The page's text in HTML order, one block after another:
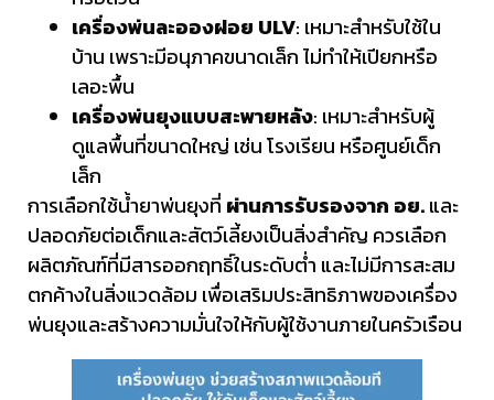
เครื่องพ่นละอองฝอย ULV: เหมาะสำหรับใช้ใน
บ้าน เพราะมีอนุภาคขนาดเล็ก ไม่ทำให้เปียกหรือ
เลอะพื้น
เครื่องพ่นยุงแบบสะพายหลัง: เหมาะสำหรับผู้
ดูแลพื้นที่ขนาดใหญ่ เช่น โรงเรียน หรือศูนย์เด็ก
เล็ก
การเลือกใช้น้ำยาพ่นยุงที่ ผ่านการรับรองจาก อย.และ
ปลอดภัยต่อเด็กและสัตว์เลี้ยงเป็นสิ่งสำคัญ ควรเลือก
ผลิตภัณฑ์ที่มีสารออกฤทธิ์ในระดับต่ำ และไม่มีการสะสม
ตกค้างในสิ่งแวดล้อม เพื่อเสริมประสิทธิภาพของเครื่อง
พ่นยุงและสร้างความมั่นใจให้กับผู้ใช้งานภายในครัวเรือน